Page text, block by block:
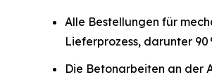
Alle Bestellungen für
Lieferprozess, darunter
Die Betonarbeiten an der